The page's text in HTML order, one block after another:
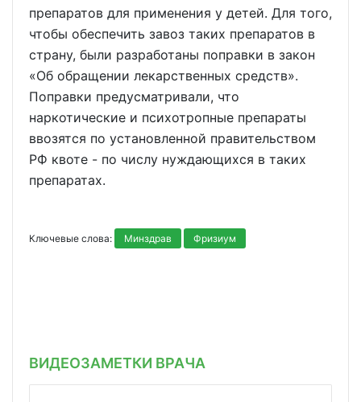
препаратов для применения у детей. Для того,
чтобы обеспечить завоз таких препаратов в
страну, были разработаны поправки в закон
«Об обращении лекарственных средств».
Поправки предусматривали, что
наркотические и психотропные препараты
ввозятся по установленной правительством
РФ квоте - по числу нуждающихся в таких
препаратах.
Ключевые слова: Минздрав Фризиум
ВИДЕОЗАМЕТКИ ВРАЧА